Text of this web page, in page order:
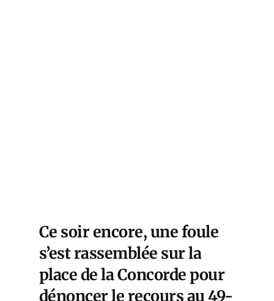
Ce soir encore, une foule
s’est rassemblée sur la
place de la Concorde pour
dénoncer le recours au 49-